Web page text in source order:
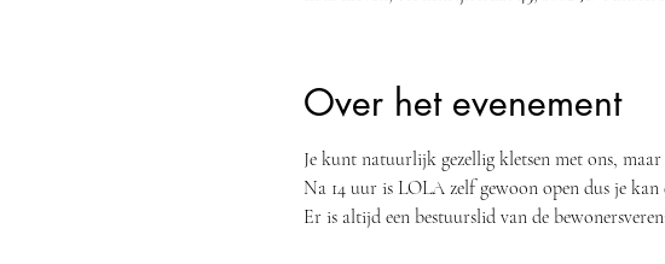
Over het evenement
Je kunt natuurlijk gezellig kletsen met ons,
Na 14 uur is LOLA zelf gewoon open dus je
Er is altijd een bestuurslid van de